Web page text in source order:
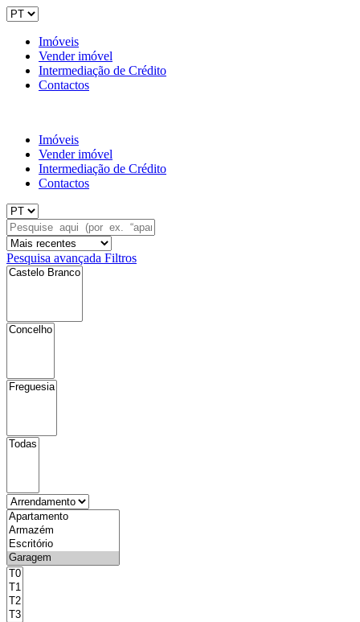
Imóveis
Vender imóvel
Intermediação de Crédito
Contactos
Imóveis
Vender imóvel
Intermediação de Crédito
Contactos
Pesquisa avançada Filtros